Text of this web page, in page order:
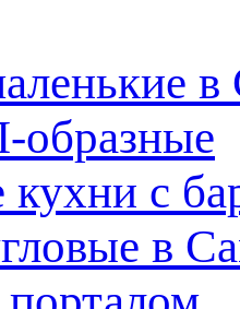
в
образные
кухни с
в